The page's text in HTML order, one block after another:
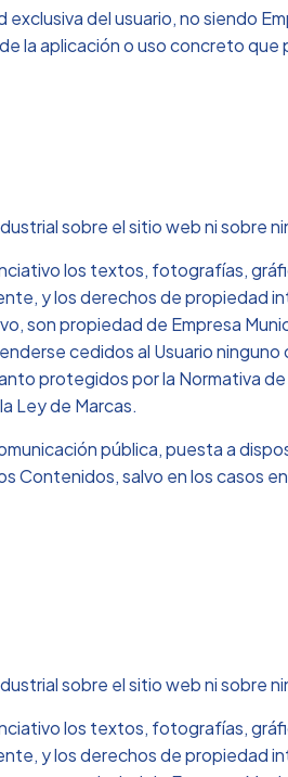
del usuario, no siendo
la aplicación o uso concreto que
sobre el sitio web ni sobre
los textos, fotografías,
y los derechos de propiedad
son propiedad de Empresa
cedidos al Usuario
protegidos por la Normativa
Ley de Marcas.
pública, puesta a
Contenidos, salvo en los casos
sobre el sitio web ni sobre
los textos, fotografías,
y los derechos de propiedad